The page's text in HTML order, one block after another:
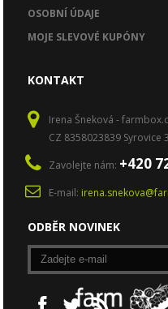
OSOBNÍ ÚDAJE
MOJE SLEVOVÉ KUPÓNY
KONTAKT
Irena Šneková -
CZ 8358023839 Syrovice
Zavolejte nám: +420
E-mail:
ODBĚR NOVINEK